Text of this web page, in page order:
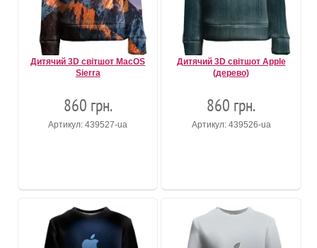
Дитячий 3D світшот MacOS
Sierra
860 грн.
Артикул: 439527-ua
Дитячий 3D світшот Apple
(дерево)
860 грн.
Артикул: 439526-ua